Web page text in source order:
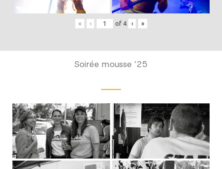
« ‹ of 4 › »
Soirée mousse ’25